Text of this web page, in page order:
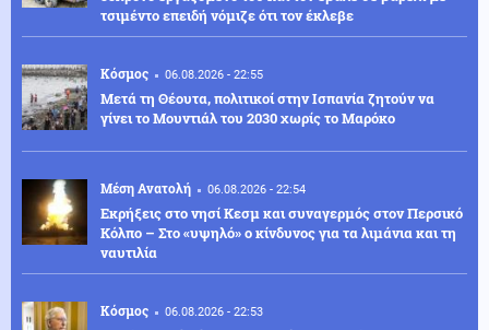
τσιμέντο επειδή νόμιζε ότι τον έκλεβε
Κόσμος 06.08.2026 - 22:55
Μετά τη Θέουτα, πολιτικοί στην Ισπανία ζητούν να
γίνει το Μουντιάλ του 2030 χωρίς το Μαρόκο
Μέση Ανατολή 06.08.2026 - 22:54
Εκρήξεις στο νησί Κεσμ και συναγερμός στον Περσικό
Κόλπο – Στο «υψηλό» ο κίνδυνος για τα λιμάνια και τη
ναυτιλία
Κόσμος 06.08.2026 - 22:53